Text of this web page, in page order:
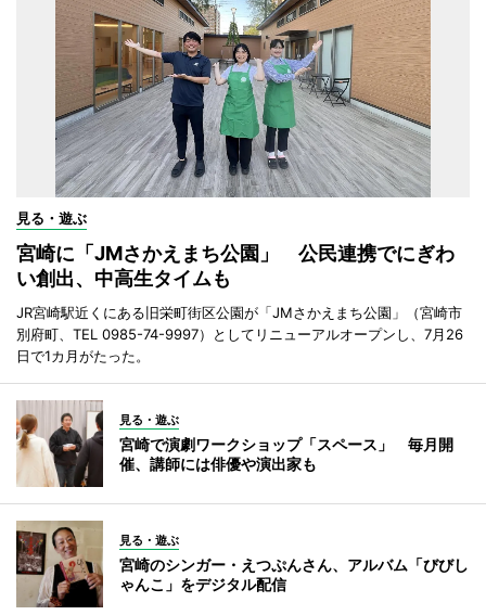
見る・遊ぶ
宮崎に「JMさかえまち公園」 公民連携でにぎわ
い創出、中高生タイムも
JR宮崎駅近くにある旧栄町街区公園が「JMさかえまち公園」（宮崎市
別府町、TEL 0985-74-9997）としてリニューアルオープンし、7月26
日で1カ月がたった。
見る・遊ぶ
宮崎で演劇ワークショップ「スペース」 毎月開
催、講師には俳優や演出家も
見る・遊ぶ
宮崎のシンガー・えつぷんさん、アルバム「びびし
ゃんこ」をデジタル配信